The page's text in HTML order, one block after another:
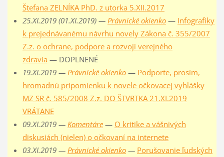
Štefana ZELNÍKA PhD. z utorka 5.XII.2017
25.XI.2019 (01.XI.2019) — Právnické okienko— Infografiky
k prejednávanému návrhu novely Zákona č. 355/2007
Z.z. o ochrane, podpore a rozvoji verejného
zdravia — DOPLNENÉ
19.XI.2019 — Právnické okienko— Podporte, prosím,
hromadnú pripomienku k novele očkovacej vyhlášky
MZ SR č. 585/2008 Z.z. DO ŠTVRTKA 21.XI.2019
VRÁTANE
09.XI.2019 — Komentáre— O kritike a vášnivých
diskusiách (nielen) o očkovaní na internete
03.XI.2019 — Právnické okienko— Porušovanie ľudských